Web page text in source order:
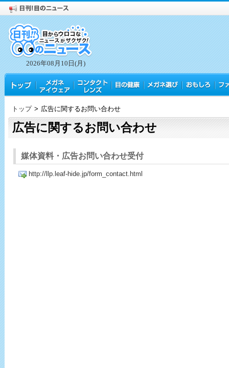
2026年08月10日(月)
トップ > 広告に関するお問い合わせ
広告に関するお問い合わせ
媒体資料・広告お問い合わせ受付
http://llp.leaf-hide.jp/form_contact.html